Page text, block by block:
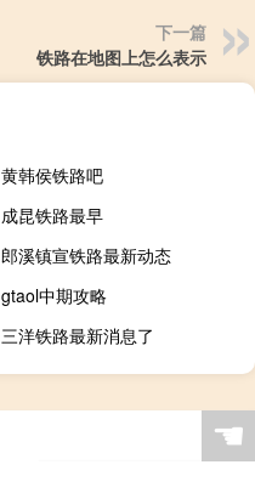
下一篇
铁路在地图上怎么表示
黄韩侯铁路吧
成昆铁路最早
郎溪镇宣铁路最新动态
gtaol中期攻略
三洋铁路最新消息了
☚